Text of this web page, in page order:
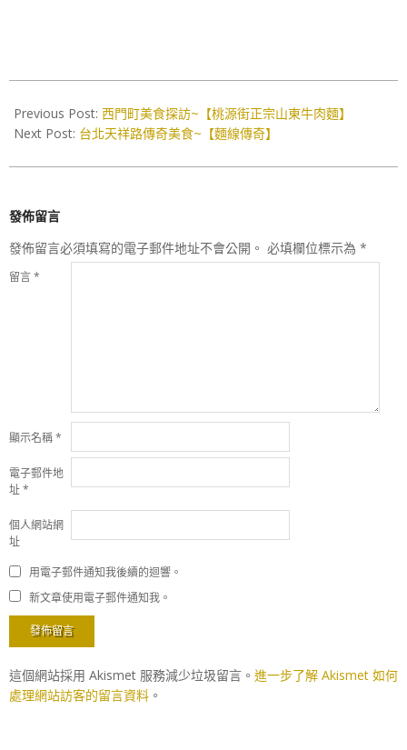
06-
25
Previous Post: 西門町美食探訪~【桃源街正宗山東牛肉麵】
Next Post: 台北天祥路傳奇美食~【麵線傳奇】
發佈留言
發佈留言必須填寫的電子郵件地址不會公開。 必填欄位標示為 *
留言*
顯示名稱*
電子郵件地
址*
個人網站網
址
用電子郵件通知我後續的迴響。
新文章使用電子郵件通知我。
這個網站採用 Akismet 服務減少垃圾留言。 進一步了解 Akismet 如何
處理網站訪客的留言資料 。